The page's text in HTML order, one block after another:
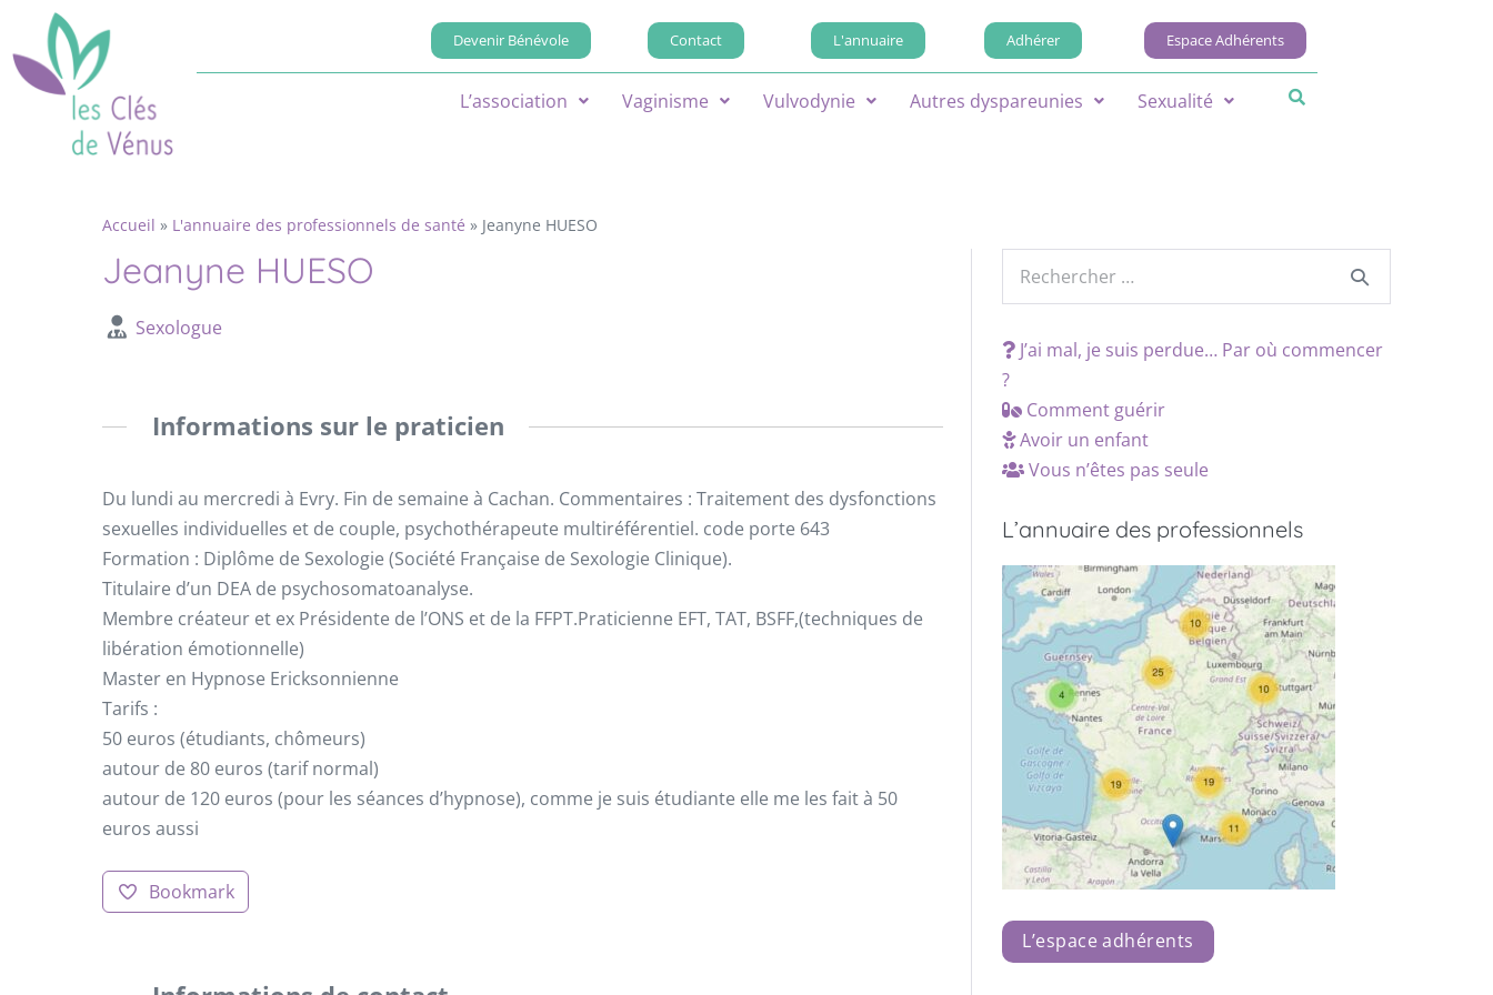
Devenir Bénévole Contact L'annuaire Adhérer Espace Adhérents
L’association Vaginisme Vulvodynie Autres dyspareunies Sexualité
Accueil » L'annuaire des professionnels de santé » Jeanyne HUESO
Jeanyne HUESO
Sexologue
Informations sur le praticien
Du lundi au mercredi à Evry. Fin de semaine à Cachan. Commentaires : Traitement des dysfonctions
sexuelles individuelles et de couple, psychothérapeute multiréférentiel. code porte 643
Formation : Diplôme de Sexologie (Société Française de Sexologie Clinique).
Titulaire d’un DEA de psychosomatoanalyse.
Membre créateur et ex Présidente de l’ONS et de la FFPT.Praticienne EFT, TAT, BSFF,(techniques de
libération émotionnelle)
Master en Hypnose Ericksonnienne
Tarifs :
50 euros (étudiants, chômeurs)
autour de 80 euros (tarif normal)
autour de 120 euros (pour les séances d’hypnose), comme je suis étudiante elle me les fait à 50
euros aussi
Bookmark
J’ai mal, je suis perdue… Par où commencer
?
Comment guérir
Avoir un enfant
Vous n’êtes pas seule
L’annuaire des professionnels
L’espace adhérents